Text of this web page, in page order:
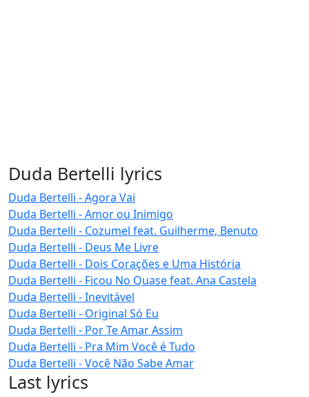
Duda Bertelli lyrics
Duda Bertelli - Agora Vai
Duda Bertelli - Amor ou Inimigo
Duda Bertelli - Cozumel feat. Guilherme, Benuto
Duda Bertelli - Deus Me Livre
Duda Bertelli - Dois Corações e Uma História
Duda Bertelli - Ficou No Quase feat. Ana Castela
Duda Bertelli - Inevitável
Duda Bertelli - Original Só Eu
Duda Bertelli - Por Te Amar Assim
Duda Bertelli - Pra Mim Você é Tudo
Duda Bertelli - Você Não Sabe Amar
Last lyrics